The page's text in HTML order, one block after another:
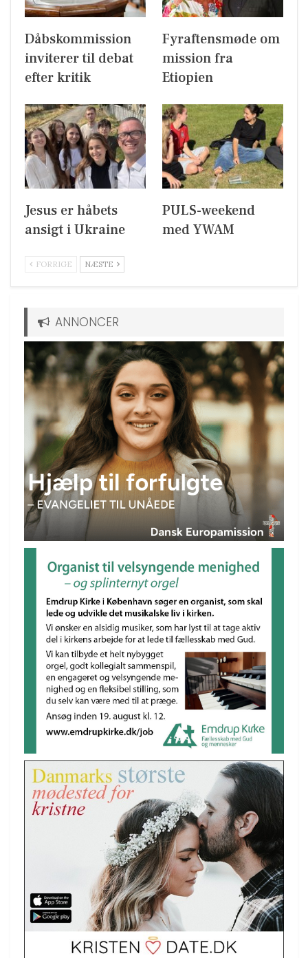
Dåbskommission
inviterer til debat
efter kritik
Fyraftensmøde om
mission fra
Etiopien
Jesus er håbets
ansigt i Ukraine
PULS-weekend
med YWAM
FORRIGE NÆSTE
ANNONCER